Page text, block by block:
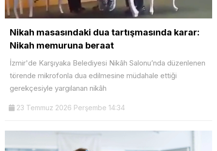
Nikah masasındaki dua tartışmasında karar:
Nikah memuruna beraat
İzmir'de Karşıyaka Belediyesi Nikâh Salonu’nda düzenlenen
törende mikrofonla dua edilmesine müdahale ettiği
gerekçesiyle yargılanan nikâh
23 Temmuz 2026 Perşembe 14:34